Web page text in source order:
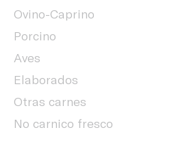
Ovino-Caprino
Porcino
Aves
Elaborados
Otras carnes
No carnico fresco